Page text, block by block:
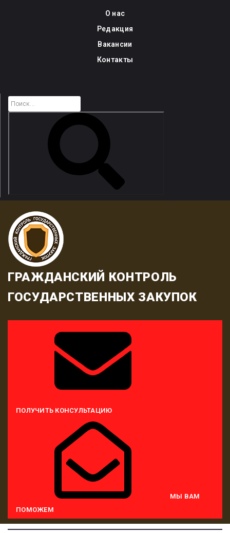
О нас
Редакция
Вакансии
Контакты
ГРАЖДАНСКИЙ КОНТРОЛЬ
ГОСУДАРСТВЕННЫХ ЗАКУПОК
ПОЛУЧИТЬ КОНСУЛЬТАЦИЮ
МЫ ВАМ
ПОМОЖЕМ